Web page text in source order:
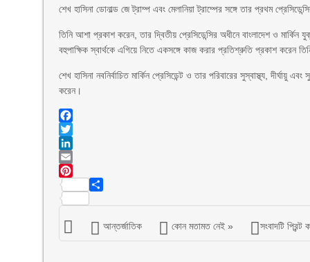
শেখ হাসিনা ডোনাল্ড জে ট্রাম্প এবং মেলানিয়া ট্রাম্পের সঙ্গে তার প্রথম
তিনি আশা প্রকাশ করেন, তার দ্বিতীয় প্রেসিডেন্সির অধীনে বাংলাদেশ ও
বহুপাক্ষিক স্বার্থকে এগিয়ে নিতে একসঙ্গে কাজ করার প্রতিশ্রুতি প্রকাশ করেন
শেখ হাসিনা নবনির্বাচিত মার্কিন প্রেসিডেন্ট ও তার পরিবারের সুস্বাস্থ্য,
করেন।
Facebook
Twitter
LinkedIn
Email
Pinterest
আন্তর্জাতিক কোন মতামত নেই » সংবাদটি প্রিন্ট